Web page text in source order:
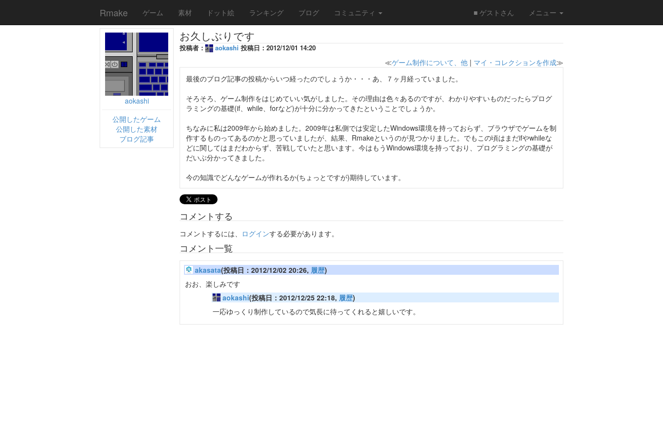
Rmake ゲーム 素材 ドット絵 ランキング ブログ コミュニティ ■ ゲストさん メニュー
aokashi
公開したゲーム
公開した素材
ブログ記事
お久しぶりです
投稿者： aokashi 投稿日：2012/12/01 14:20
≪ゲーム制作について、他| マイ・コレクションを作成≫
最後のブログ記事の投稿からいつ経ったのでしょうか・・・あ、７ヶ月経っていました。
そろそろ、ゲーム制作をはじめていい気がしました。その理由は色々あるのですが、わかりやすいものだったらプログ
ラミングの基礎(if、while、forなど)が十分に分かってきたということでしょうか。
ちなみに私は2009年から始めました。2009年は私側では安定したWindows環境を持っておらず、ブラウザでゲームを制
作するものってあるのかと思っていましたが、結果、Rmakeというのが見つかりました。でもこの頃はまだifやwhileな
どに関してはまだわからず、苦戦していたと思います。今はもうWindows環境を持っており、プログラミングの基礎が
だいぶ分かってきました。
今の知識でどんなゲームが作れるか(ちょっとですが)期待しています。
コメントする
コメントするには、 ログインする必要があります。
コメント一覧
akasata(投稿日：2012/12/02 20:26, 履歴)
おお、楽しみです
aokashi(投稿日：2012/12/25 22:18, 履歴)
一応ゆっくり制作しているので気長に待ってくれると嬉しいです。